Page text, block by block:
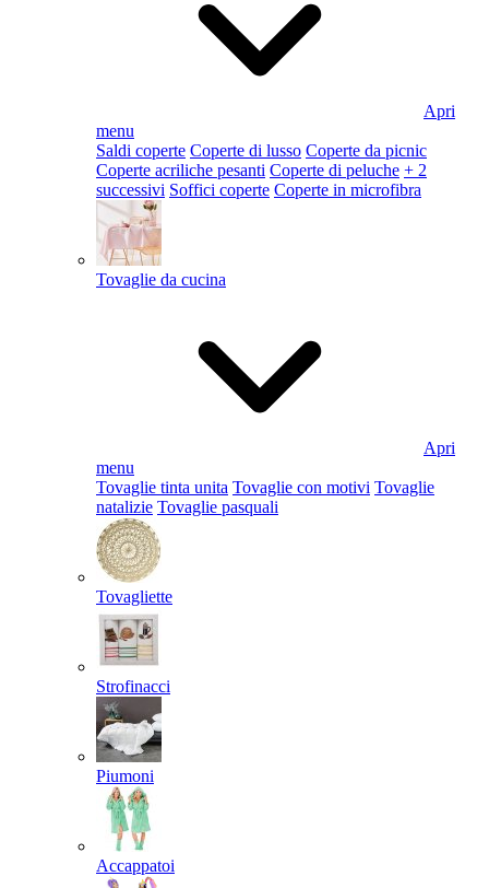
Apri
menu
Saldi coperte Coperte di lusso Coperte da picnic
Coperte acriliche pesanti Coperte di peluche + 2
successivi Soffici coperte Coperte in microfibra
Tovaglie da cucina
Apri
menu
Tovaglie tinta unita Tovaglie con motivi Tovaglie
natalizie Tovaglie pasquali
Tovagliette
Strofinacci
Piumoni
Accappatoi